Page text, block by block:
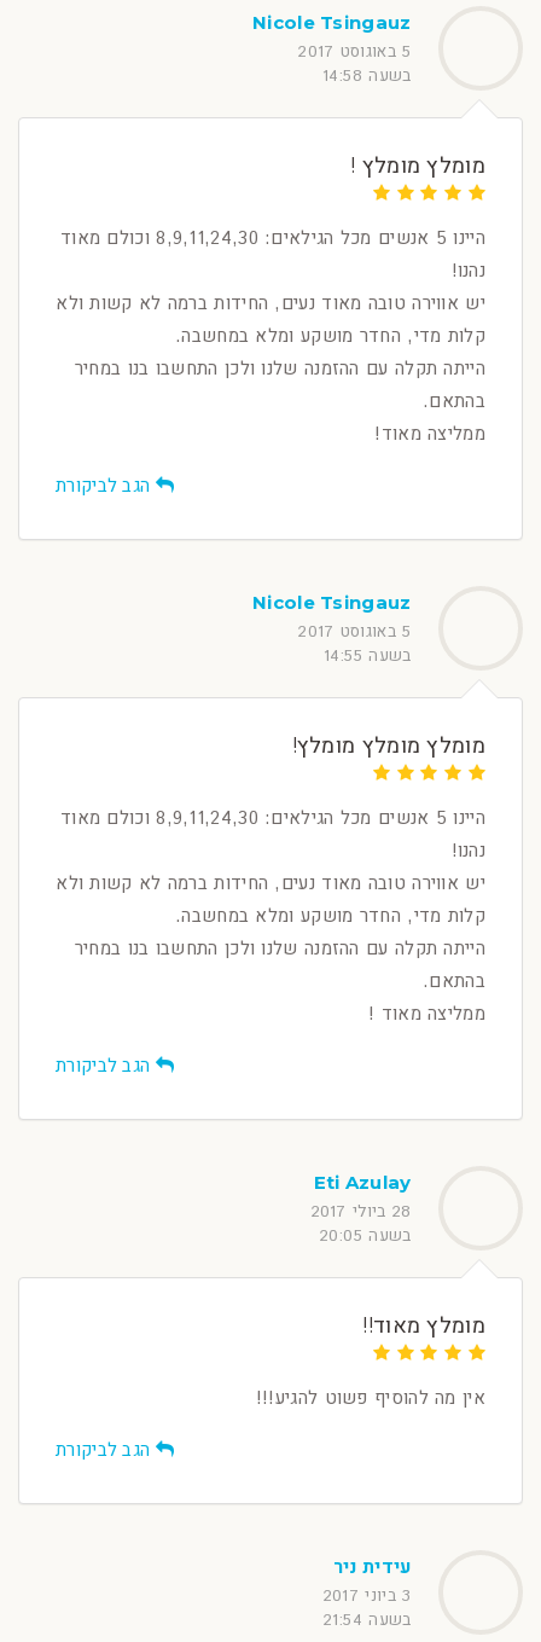
Nicole Tsingauz
5 באוגוסט 2017
בשעה 14:58
מומלץ מומלץ !
היינו 5 אנשים מכל הגילאים: 8,9,11,24,30 וכולם מאוד
נהנו!
יש אווירה טובה מאוד נעים, החידות ברמה לא קשות ולא
קלות מדי, החדר מושקע ומלא במחשבה.
הייתה תקלה עם ההזמנה שלנו ולכן התחשבו בנו במחיר
בהתאם.
ממליצה מאוד!
הגב לביקורת
Nicole Tsingauz
5 באוגוסט 2017
בשעה 14:55
מומלץ מומלץ מומלץ!
היינו 5 אנשים מכל הגילאים: 8,9,11,24,30 וכולם מאוד
נהנו!
יש אווירה טובה מאוד נעים, החידות ברמה לא קשות ולא
קלות מדי, החדר מושקע ומלא במחשבה.
הייתה תקלה עם ההזמנה שלנו ולכן התחשבו בנו במחיר
בהתאם.
ממליצה מאוד !
הגב לביקורת
Eti Azulay
28 ביולי 2017
בשעה 20:05
מומלץ מאוד!!
אין מה להוסיף פשוט להגיע!!!
הגב לביקורת
עידית ניר
3 ביוני 2017
בשעה 21:54